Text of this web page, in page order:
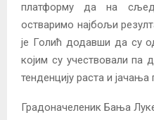
платформу да на
остваримо најбољи
је Голић додавши да су
којим су учествовали па
тенденцију раста и јачања
Градоначeленик Бања